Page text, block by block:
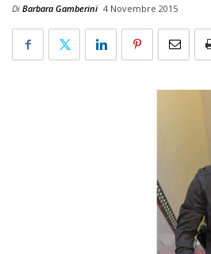
Di Barbara Gamberini 4 Novembre 2015